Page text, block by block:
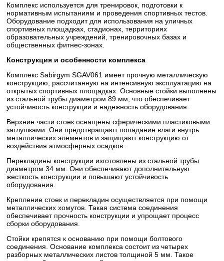
Комплекс используется для тренировок, подготовки к
нормативным испытаниям и проведения спортивных тестов.
Оборудование подходит для использования на уличных
спортивных площадках, стадионах, территориях
образовательных учреждений, тренировочных базах и
общественных фитнес-зонах.
Конструкция и особенности комплекса
Комплекс Sabirgym SGAV061 имеет прочную металлическую
конструкцию, рассчитанную на интенсивную эксплуатацию на
открытых спортивных площадках. Основные стойки выполнены
из стальной трубы диаметром 89 мм, что обеспечивает
устойчивость конструкции и надежность оборудования.
Верхние части стоек оснащены сферическими пластиковыми
заглушками. Они предотвращают попадание влаги внутрь
металлических элементов и защищают конструкцию от
воздействия атмосферных осадков.
Перекладины конструкции изготовлены из стальной трубы
диаметром 34 мм. Они обеспечивают дополнительную
жесткость конструкции и повышают устойчивость
оборудования.
Крепление стоек и перекладин осуществляется при помощи
металлических хомутов. Такая система соединения
обеспечивает прочность конструкции и упрощает процесс
сборки оборудования.
Стойки крепятся к основанию при помощи болтового
соединения. Основание комплекса состоит из четырех
разборных металлических листов толщиной 5 мм. Такое